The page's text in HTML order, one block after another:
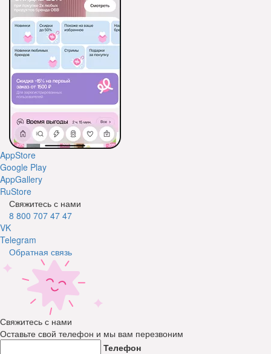
AppStore
Google Play
AppGallery
RuStore
Свяжитесь с нами
8 800 707 47 47
VK
Telegram
Обратная связь
Свяжитесь с нами
Оставьте свой телефон и мы вам перезвоним
Телефон